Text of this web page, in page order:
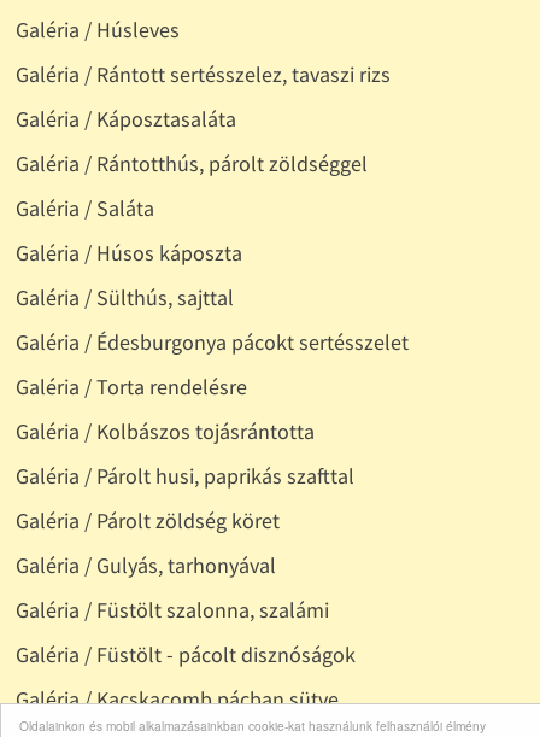
Oldalainkon és mobil alkalmazásainkban cookie-kat használunk felhasználói élmény
Galéria / Húsleves
Galéria / Rántott sertésszelez, tavaszi rizs
Galéria / Káposztasaláta
Galéria / Rántotthús, párolt zöldséggel
Galéria / Saláta
Galéria / Húsos káposzta
Galéria / Sülthús, sajttal
Galéria / Édesburgonya pácokt sertésszelet
Galéria / Torta rendelésre
Galéria / Kolbászos tojásrántotta
Galéria / Párolt husi, paprikás szafttal
Galéria / Párolt zöldség köret
Galéria / Gulyás, tarhonyával
Galéria / Füstölt szalonna, szalámi
Galéria / Füstölt - pácolt disznóságok
Galéria / Kacskacomb pácban sütve